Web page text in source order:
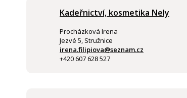
Kadeřnictví, kosmetika Nely
Procházková Irena
Jezvé 5, Stružnice
irena.filipiova@seznam.cz
+420 607 628 527